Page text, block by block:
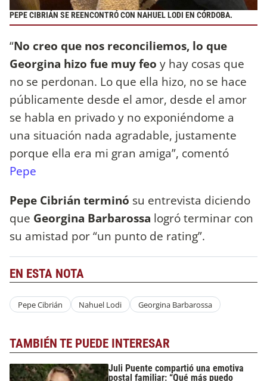
PEPE CIBRIÁN SE REENCONTRÓ CON NAHUEL LODI EN CÓRDOBA.
“No creo que nos reconciliemos, lo que
Georgina hizo fue muy feo y hay cosas que
no se perdonan. Lo que ella hizo, no se hace
públicamente desde el amor, desde el amor
se habla en privado y no exponiéndome a
una situación nada agradable, justamente
porque ella era mi gran amiga”, comentó
Pepe
Pepe Cibrián terminó su entrevista diciendo
que Georgina Barbarossa logró terminar con
su amistad por “un punto de rating”.
EN ESTA NOTA
Pepe Cibrián Nahuel Lodi Georgina Barbarossa
TAMBIÉN TE PUEDE INTERESAR
Juli Puente compartió una emotiva
postal familiar: “Qué más puedo